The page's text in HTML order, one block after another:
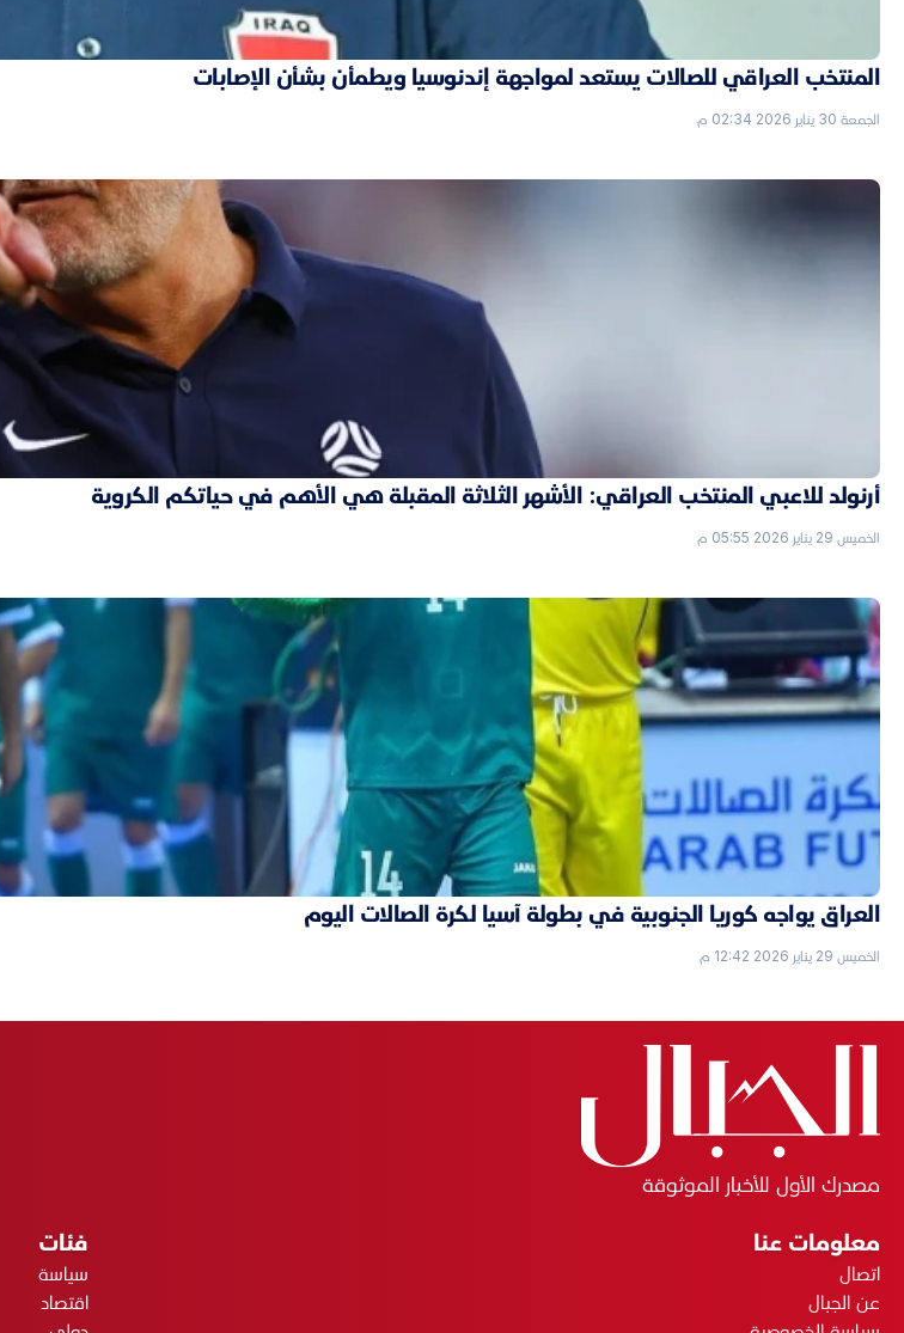
المنتخب العراقي للصالات يستعد لمواجهة إندنوسيا ويطمأن بشأن الإصابات
الجمعة 30 يناير 2026 02:34 م
أرنولد للاعبي المنتخب العراقي: الأشهر الثلاثة المقبلة هي الأهم في حياتكم الكروية
الخميس 29 يناير 2026 05:55 م
العراق يواجه كوريا الجنوبية في بطولة آسيا لكرة الصالات اليوم
الخميس 29 يناير 2026 12:42 م
مصدرك الأول للأخبار الموثوقة
معلومات عنا
اتصال
عن الجبال
فئات
سياسة
اقتصاد